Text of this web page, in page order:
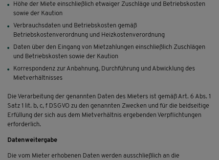
Höhe der Miete einschließlich etwaiger Zuschläge und Betriebskosten
sowie der Kaution
Verbrauchsdaten und Betriebskosten gemäß
Betriebskostenverordnung und Heizkostenverordnung
Daten über den Eingang von Mietzahlungen einschließlich Zuschlägen
und Betriebskosten sowie der Kaution
Korrespondenz zur Anbahnung, Durchführung und Abwicklung des
Mietverhältnisses
Die Verarbeitung der genannten Daten des Mieters ist gemäß Art. 6 Abs. 1
Satz 1 lit. b, c, f DSGVO zu den genannten Zwecken und für die beidseitige
Erfüllung der sich aus dem Mietverhältnis ergebenden Verpflichtungen
erforderlich.
Datenweitergabe
Die vom Mieter erhobenen Daten werden ausschließlich an die